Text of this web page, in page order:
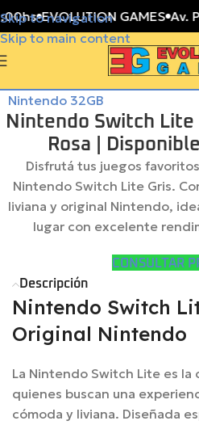
Skip to navigation
Skip to main content
EVOLUTION GAMES Av.
Nintendo Switch Lite
Rosa |
Disfrutá tus juegos
Nintendo Switch Lite Gris.
liviana y original Nintendo,
lugar con excelente
CONSULTAR
Descripción
Nintendo Switch
Original Nintendo
La Nintendo Switch Lite es la
quienes buscan una
cómoda y liviana. Diseñada